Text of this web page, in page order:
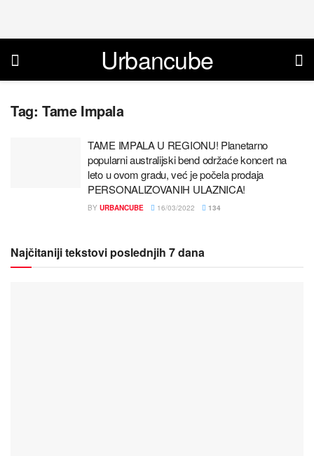
Urbancube
Tag: Tame Impala
TAME IMPALA U REGIONU! Planetarno
popularni australijski bend održaće koncert na
leto u ovom gradu, već je počela prodaja
PERSONALIZOVANIH ULAZNICA!
BY URBANCUBE 16/03/2022 134
Najčitaniji tekstovi poslednjih 7 dana